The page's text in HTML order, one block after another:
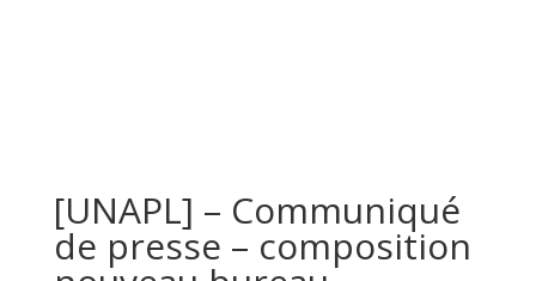
[UNAPL] – Communiqué
de presse – composition